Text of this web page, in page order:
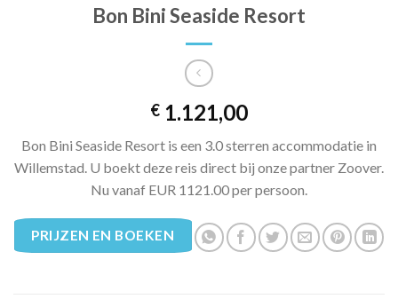
Bon Bini Seaside Resort
€ 1.121,00
Bon Bini Seaside Resort is een 3.0 sterren accommodatie in
Willemstad. U boekt deze reis direct bij onze partner Zoover.
Nu vanaf EUR 1121.00 per persoon.
PRIJZEN EN BOEKEN